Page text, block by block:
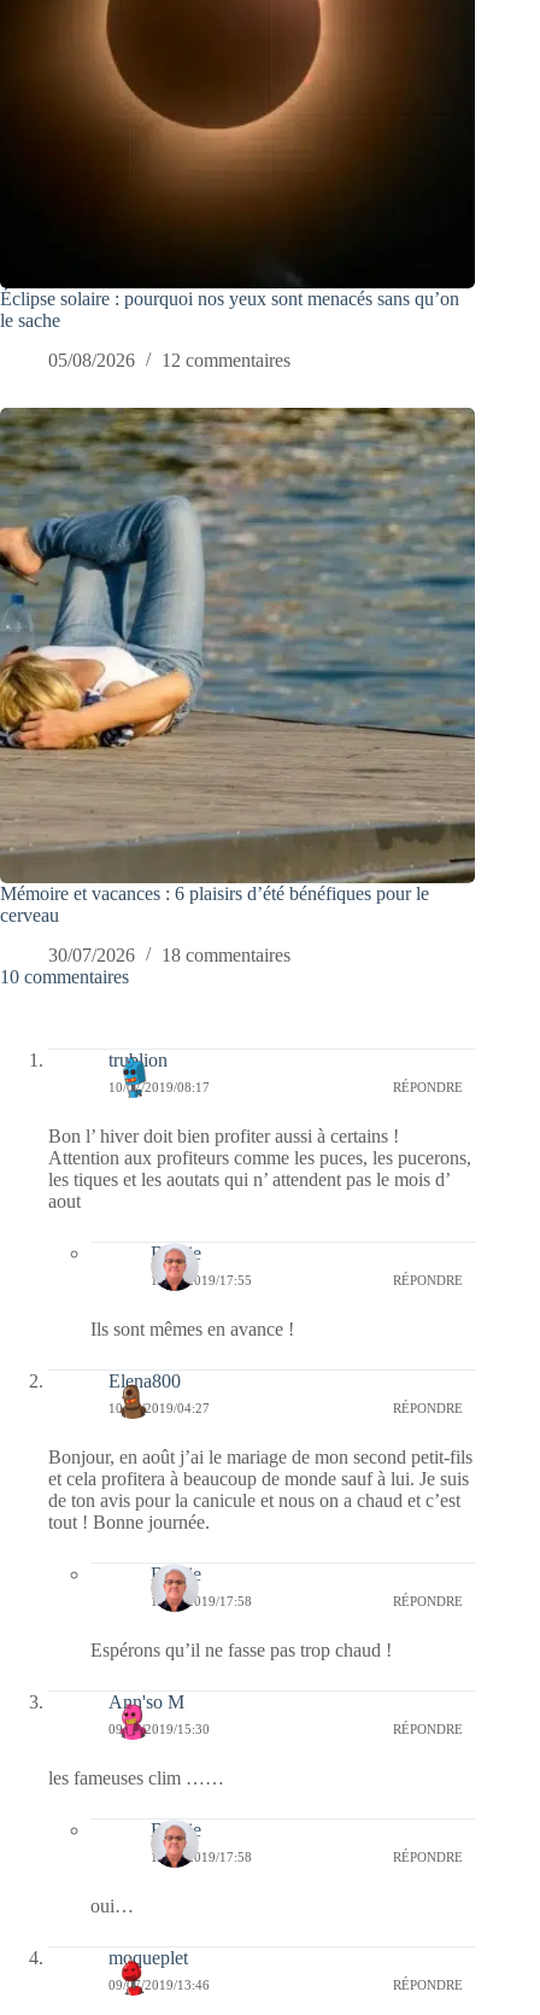
Éclipse solaire : pourquoi nos yeux sont menacés sans qu’on
le sache
05/08/2026
12 commentaires
Mémoire et vacances : 6 plaisirs d’été bénéfiques pour le
cerveau
30/07/2026
18 commentaires
10 commentaires
trublion
10/07/2019/08:17 RÉPONDRE
Bon l’ hiver doit bien profiter aussi à certains !
Attention aux profiteurs comme les puces, les pucerons,
les tiques et les aoutats qui n’ attendent pas le mois d’
aout
Bernie
10/07/2019/17:55 RÉPONDRE
Ils sont mêmes en avance !
Elena800
10/07/2019/04:27 RÉPONDRE
Bonjour, en août j’ai le mariage de mon second petit-fils
et cela profitera à beaucoup de monde sauf à lui. Je suis
de ton avis pour la canicule et nous on a chaud et c’est
tout ! Bonne journée.
Bernie
10/07/2019/17:58 RÉPONDRE
Espérons qu’il ne fasse pas trop chaud !
Ann'so M
09/07/2019/15:30 RÉPONDRE
les fameuses clim ……
Bernie
10/07/2019/17:58 RÉPONDRE
oui…
moqueplet
09/07/2019/13:46 RÉPONDRE